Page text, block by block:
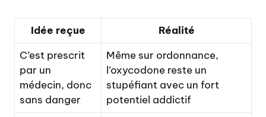
Idée reçue
Réalité
C’est prescrit
par un
médecin, donc
sans danger
Même sur ordonnance,
l’oxycodone reste un
stupéfiant avec un fort
potentiel addictif